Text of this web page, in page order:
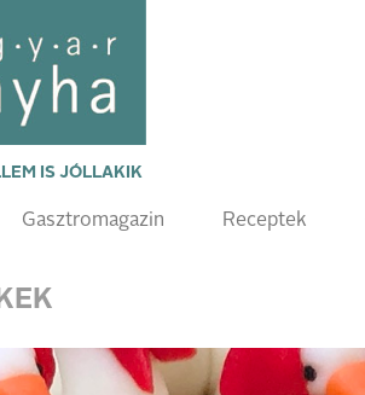
IS JÓLLAKIK
Gasztromagazin Receptek